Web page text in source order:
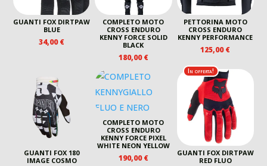
GUANTI FOX DIRTPAW
BLUE
34,00€
COMPLETO MOTO
CROSS ENDURO
KENNY FORCE SOLID
BLACK
180,00€
PETTORINA MOTO
CROSS ENDURO
KENNY PERFORMANCE
125,00€
GUANTI FOX 180
IMAGE COSMO
COMPLETO MOTO
CROSS ENDURO
KENNY FORCE PIXEL
WHITE NEON YELLOW
190,00€
In offerta!
GUANTI FOX DIRTPAW
RED FLUO